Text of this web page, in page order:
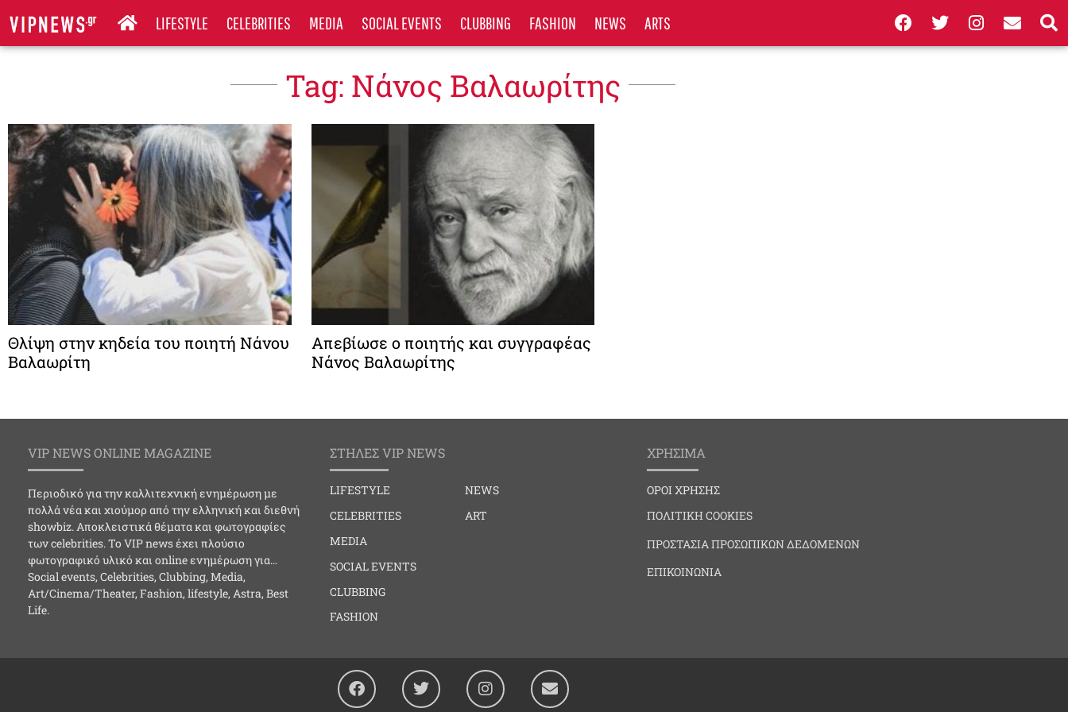
LIFESTYLE CELEBRITIES MEDIA SOCIAL EVENTS CLUBBING FASHION NEWS ARTS
Tag: Νάνος Βαλαωρίτης
Θλίψη στην κηδεία του ποιητή Νάνου
Βαλαωρίτη
Απεβίωσε ο ποιητής και συγγραφέας
Νάνος Βαλαωρίτης
VIP NEWS ONLINE MAGAZINE
Περιοδικό για την καλλιτεχνική ενημέρωση με
πολλά νέα και χιούμορ από την ελληνική και διεθνή
showbiz. Αποκλειστικά θέματα και φωτογραφίες
των celebrities. Το VIP news έχει πλούσιο
φωτογραφικό υλικό και online ενημέρωση για…
Social events, Celebrities, Clubbing, Media,
Art/Cinema/Theater, Fashion, lifestyle, Astra, Best
Life.
ΣΤΗΛΕΣ VIP NEWS
LIFESTYLE
CELEBRITIES
MEDIA
SOCIAL EVENTS
CLUBBING
FASHION
NEWS
ART
ΧΡΗΣΙΜΑ
ΟΡΟΙ ΧΡΗΣΗΣ
ΠΟΛΙΤΙΚΗ COOKIES
ΠΡΟΣΤΑΣΙΑ ΠΡΟΣΩΠΙΚΩΝ ΔΕΔΟΜΕΝΩΝ
ΕΠΙΚΟΙΝΩΝΙΑ